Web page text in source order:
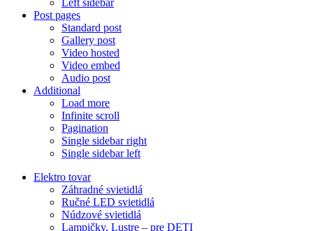
Post pages
Standard post
Gallery post
Video hosted
Video embed
Audio post
Additional
Load more
Infinite scroll
Pagination
Single sidebar right
Single sidebar left
Elektro tovar
Záhradné svietidlá
Ručné LED svietidlá
Núdzové svietidlá
Lampičky, Lustre – pre DETI